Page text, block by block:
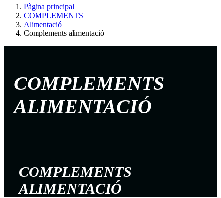
Pàgina principal
COMPLEMENTS
Alimentació
Complements alimentació
COMPLEMENTS
ALIMENTACIÓ
COMPLEMENTS
ALIMENTACIÓ